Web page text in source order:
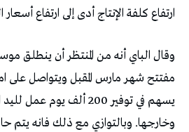
ارتفاع كلفة الإنتاج أدى إلى ارتفاع أسعار
وقال الباي أنه من المنتظر أن ينطلق
مفتتح شهر مارس المقبل ويتواصل على
يسهم في توفير 200 ألف يوم
وخارجها. وبالتوازي مع ذلك فانه يتم